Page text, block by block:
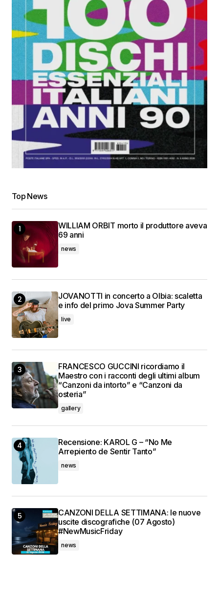
Top News
WILLIAM ORBIT morto il produttore aveva
69 anni
news
JOVANOTTI in concerto a Olbia: scaletta
e info del primo Jova Summer Party
live
FRANCESCO GUCCINI ricordiamo il
Maestro con i racconti degli ultimi album
“Canzoni da intorto” e “Canzoni da
osteria”
gallery
Recensione: KAROL G – “No Me
Arrepiento de Sentir Tanto”
news
CANZONI DELLA SETTIMANA: le nuove
uscite discografiche (07 Agosto)
#NewMusicFriday
news